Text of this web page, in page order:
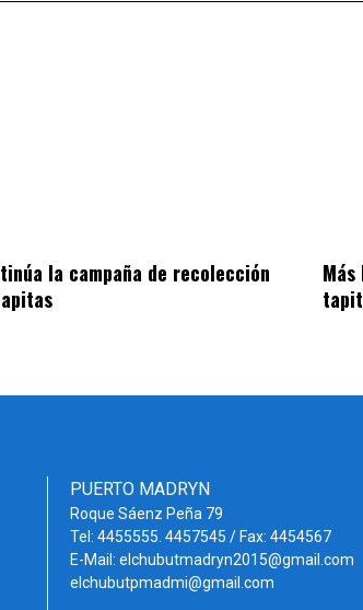
la campaña de recolección
PUERTO MADRYN
Roque Sáenz Peña 79
Tel: 4455555. 4457545 / Fax: 4454567
E-Mail: elchubutmadryn2015@gmail.com
elchubutpmadmi@gmail.com